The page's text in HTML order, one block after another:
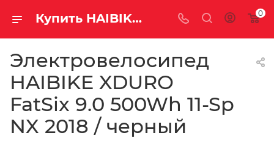
Купить HAIBIKE XDURO FatSix 9.0 500Wh 11-Sp NX 2018 / черный за рублей, а со скидкой 0
Электровелосипед
HAIBIKE XDURO
FatSix 9.0 500Wh 11-Sp
NX 2018 / черный